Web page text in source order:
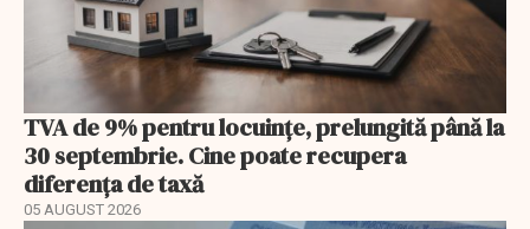
TVA de 9% pentru locuințe, prelungită până la
30 septembrie. Cine poate recupera
diferența de taxă
05 AUGUST 2026